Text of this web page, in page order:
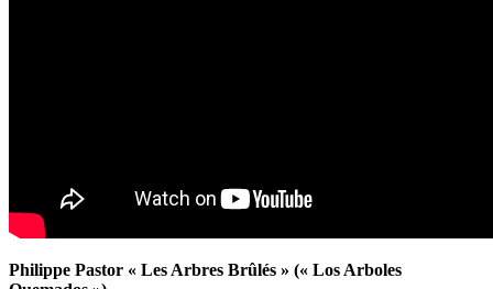
Philippe Pastor « Les Arbres Brûlés » (« Los Arboles